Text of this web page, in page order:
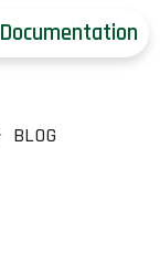
Documentation
BLOG